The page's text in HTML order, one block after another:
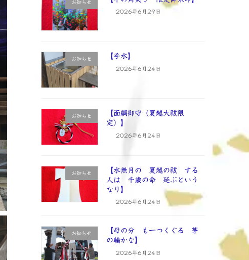
お知らせ
2026年6月29日
お知らせ 【手水】
2026年6月24日
お知らせ
【面綱御守（夏越大祓限
定）】
2026年6月24日
お知らせ
【水無月の 夏越の祓 する
人は 千歳の命 延ぶという
なり】
2026年6月24日
お知らせ
【母の分 も一つくぐる 茅
の輪かな】
2026年6月24日